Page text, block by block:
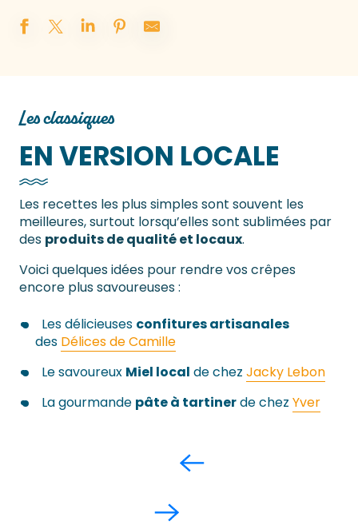
Les classiques
EN VERSION LOCALE
Les recettes les plus simples sont souvent les
meilleures, surtout lorsqu’elles sont sublimées par
des produits de qualité et locaux.
Voici quelques idées pour rendre vos crêpes
encore plus savoureuses :
Les délicieuses confitures artisanales
des Délices de Camille
Le savoureux Miel local de chez Jacky Lebon
La gourmande pâte à tartinerde chez Yver